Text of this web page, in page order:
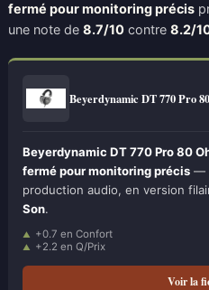
fermé pour monitoring précis
une note de 8.7/10 contre 8.2/
Beyerdynamic DT 770 Pro
Beyerdynamic DT 770 Pro 80
fermé pour monitoring précis —
production audio, en version
Son.
+0.7 en Confort
+2.2 en Q/Prix
Voir la